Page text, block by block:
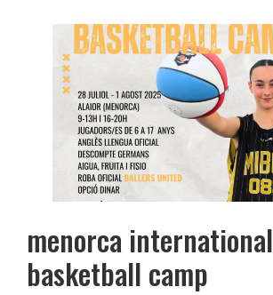
menorca international
basketball camp